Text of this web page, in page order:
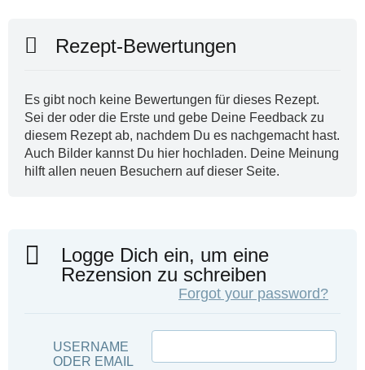
Rezept-Bewertungen
Es gibt noch keine Bewertungen für dieses Rezept.
Sei der oder die Erste und gebe Deine Feedback zu
diesem Rezept ab, nachdem Du es nachgemacht hast.
Auch Bilder kannst Du hier hochladen. Deine Meinung
hilft allen neuen Besuchern auf dieser Seite.
Logge Dich ein, um eine
Rezension zu schreiben
Forgot your password?
USERNAME
ODER EMAIL